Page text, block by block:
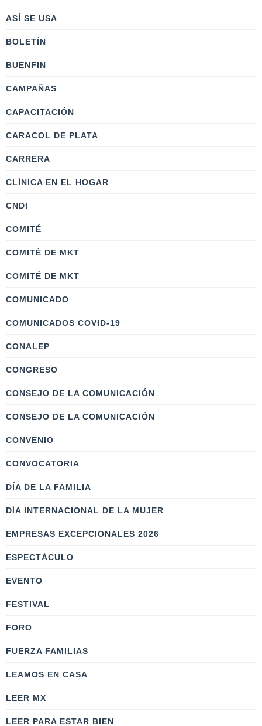
ASÍ SE USA
BOLETÍN
BUENFIN
CAMPAÑAS
CAPACITACIÓN
CARACOL DE PLATA
CARRERA
CLÍNICA EN EL HOGAR
CNDI
COMITÉ
COMITÉ DE MKT
COMITÉ DE MKT
COMUNICADO
COMUNICADOS COVID-19
CONALEP
CONGRESO
CONSEJO DE LA COMUNICACIÓN
CONSEJO DE LA COMUNICACIÓN
CONVENIO
CONVOCATORIA
DÍA DE LA FAMILIA
DÍA INTERNACIONAL DE LA MUJER
EMPRESAS EXCEPCIONALES 2026
ESPECTÁCULO
EVENTO
FESTIVAL
FORO
FUERZA FAMILIAS
LEAMOS EN CASA
LEER MX
LEER PARA ESTAR BIEN